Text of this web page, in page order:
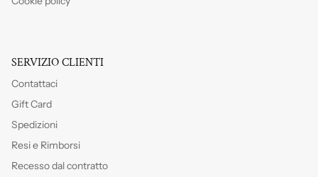
SERVIZIO CLIENTI
Contattaci
Gift Card
Spedizioni
Resi e Rimborsi
Recesso dal contratto